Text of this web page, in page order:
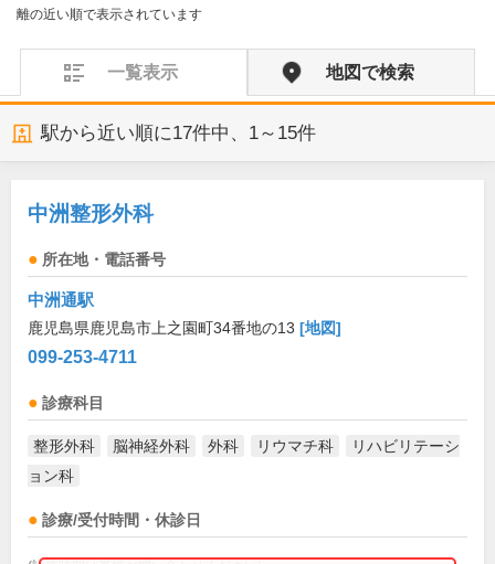
離の近い順で表示されています
一覧表示 地図で検索
駅から近い順に17件中、 1～15件
中洲整形外科
所在地・電話番号
中洲通駅
鹿児島県鹿児島市上之園町34番地の13 [地図]
099-253-4711
診療科目
整形外科 脳神経外科 外科 リウマチ科
リハビリテーシ
ョン科
診療/受付時間・休診日